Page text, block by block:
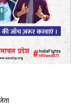
पर शिमला में एक दिवसीय
सबूत हैं तो सार्वजनिक करें: नरेश
नहीं मिलेगा नियमितीकरण,